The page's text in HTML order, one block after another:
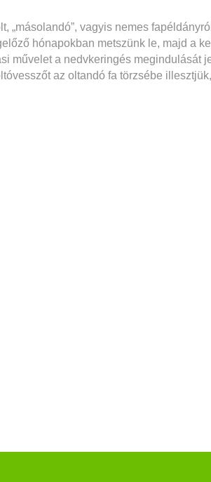
„másolandó”, vagyis nemes
hónapokban metszünk le, majd a
művelet a nedvkeringés megindulását
az oltandó fa törzsébe